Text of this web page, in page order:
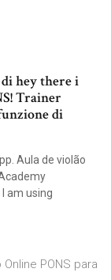
hey there i
Trainer
di
Aula de violão
am using
PONS para